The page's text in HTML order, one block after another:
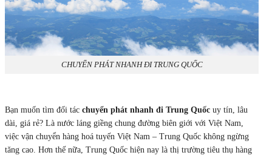
CHUYỂN PHÁT NHANH ĐI TRUNG QUỐC
Bạn muốn tìm đối tác chuyển phát nhanh đi Trung Quốc uy tín, lâu
dài, giá rẻ? Là nước láng giềng chung đường biên giới với Việt Nam,
việc vận chuyển hàng hoá tuyến Việt Nam – Trung Quốc không ngừng
tăng cao. Hơn thế nữa, Trung Quốc hiện nay là thị trường tiêu thụ hàng